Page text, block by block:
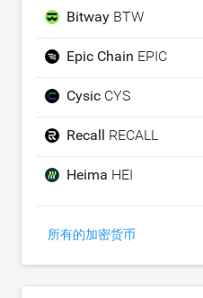
Bitway BTW
Epic Chain EPIC
Cysic CYS
Recall RECALL
Heima HEI
所有的加密货币